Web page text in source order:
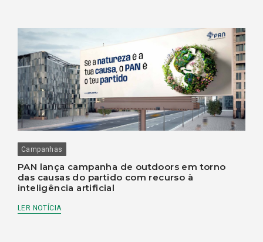
Campanhas
PAN lança campanha de outdoors em torno
das causas do partido com recurso à
inteligência artificial
LER NOTÍCIA